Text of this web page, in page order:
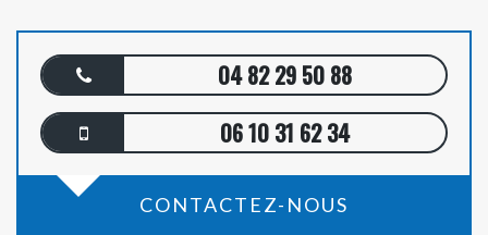
04 82 29 50 88
06 10 31 62 34
CONTACTEZ-NOUS